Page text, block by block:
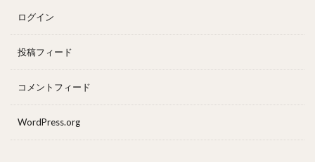
ログイン
投稿フィード
コメントフィード
WordPress.org